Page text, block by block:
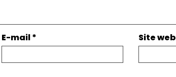
E-mail* Site web